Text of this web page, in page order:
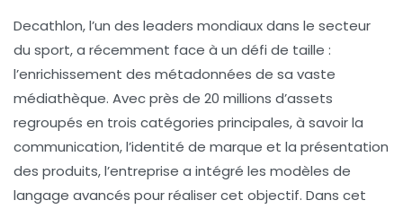
Decathlon, l’un des leaders mondiaux dans le secteur
du sport, a récemment face à un défi de taille :
l’enrichissement des métadonnées de sa vaste
médiathèque. Avec près de 20 millions d’assets
regroupés en trois catégories principales, à savoir la
communication, l’identité de marque et la présentation
des produits, l’entreprise a intégré les modèles de
langage avancés pour réaliser cet objectif. Dans cet